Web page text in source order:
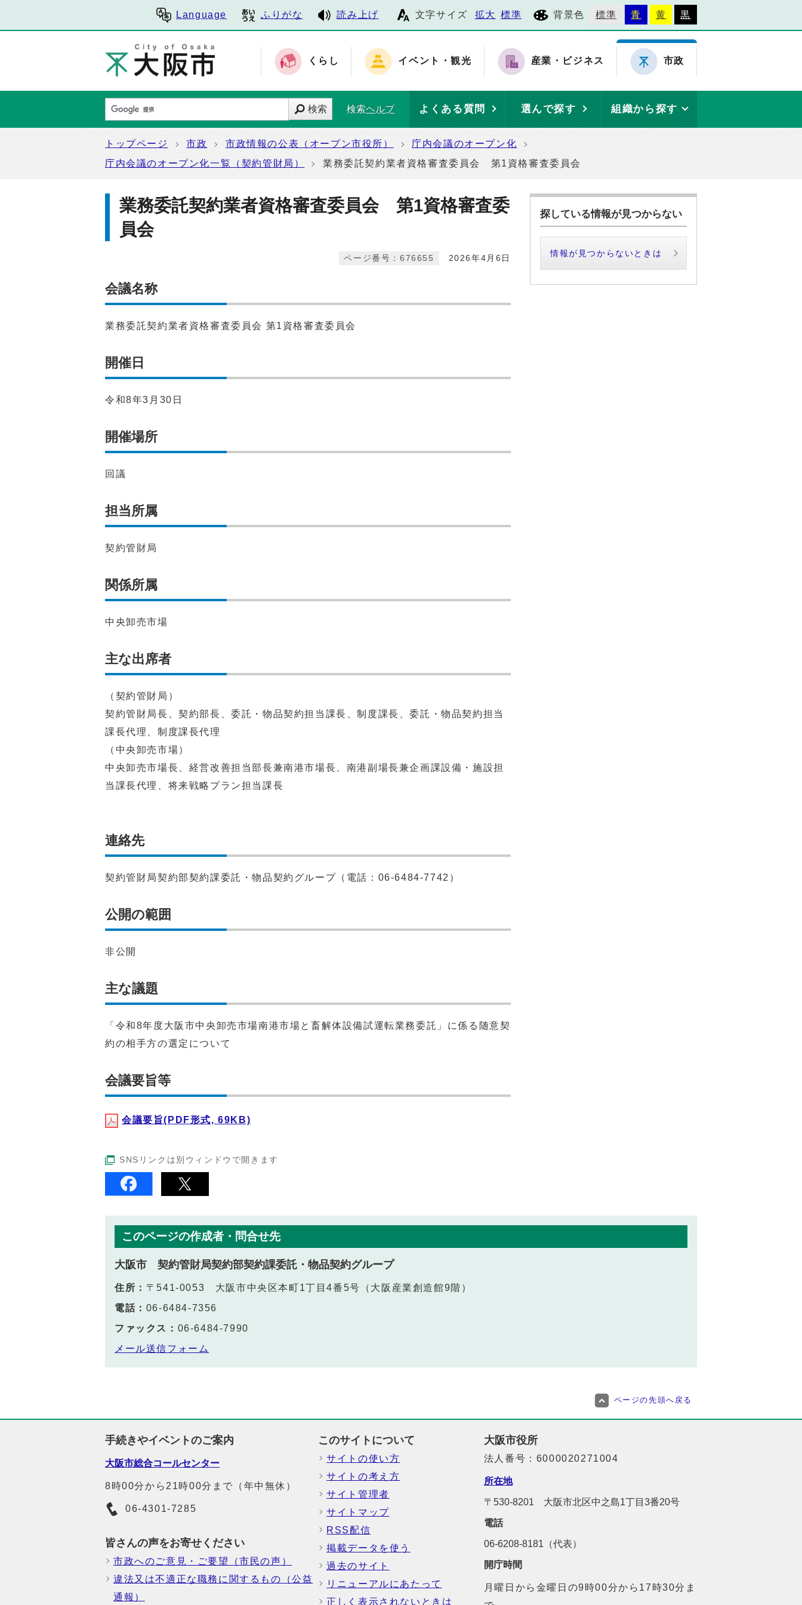
Language ふりがな 読み上げ 文字サイズ 拡大 標準 背景色 標準 青 黄 黒
くらし イベント・観光 産業・ビジネス 市政
検索 検索ヘルプ よくある質問 選んで探す 組織から探す
トップページ 市政 市政情報の公表（オープン市役所）
庁内会議のオープン化
庁内会議のオープン化一覧（契約管財局）
業務委託契約業者資格審査委員会 第1資格審査委員会
業務委託契約業者資格審査委員会 第1資格審査委
員会
2026年4月6日
ページ番号：676655
会議名称
業務委託契約業者資格審査委員会 第1資格審査委員会
開催日
令和8年3月30日
開催場所
回議
担当所属
契約管財局
関係所属
中央卸売市場
主な出席者
（契約管財局）
契約管財局長、契約部長、委託・物品契約担当課長、制度課長、委託・物品契約担当
課長代理、制度課長代理
（中央卸売市場）
中央卸売市場長、経営改善担当部長兼南港市場長、南港副場長兼企画課設備・施設担
当課長代理、将来戦略プラン担当課長
連絡先
契約管財局契約部契約課委託・物品契約グループ（電話：06-6484-7742）
公開の範囲
非公開
主な議題
「令和8年度大阪市中央卸売市場南港市場と畜解体設備試運転業務委託」に係る随意契
約の相手方の選定について
会議要旨等
会議要旨(PDF形式, 69KB)
SNSリンクは別ウィンドウで開きます
探している情報が見つからない
情報が見つからないときは
このページの作成者・問合せ先
大阪市 契約管財局契約部契約課委託・物品契約グループ
住所： 〒541-0053 大阪市中央区本町1丁目4番5号（大阪産業創造館9階）
電話： 06-6484-7356
ファックス： 06-6484-7990
メール送信フォーム
ページの先頭へ戻る
手続きやイベントのご案内
大阪市総合コールセンター
8時00分から21時00分まで（年中無休）
06-4301-7285
皆さんの声をお寄せください
市政へのご意見・ご要望（市民の声）
違法又は不適正な職務に関するもの（公益
通報）
このサイトについて
サイトの使い方
サイトの考え方
サイト管理者
サイトマップ
RSS配信
掲載データを使う
過去のサイト
リニューアルにあたって
正しく表示されないときは
大阪市役所
法人番号：6000020271004
所在地
〒530-8201 大阪市北区中之島1丁目3番20号
電話
06-6208-8181（代表）
開庁時間
月曜日から金曜日の9時00分から17時30分ま